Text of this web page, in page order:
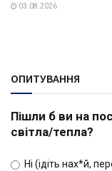
03.08.2026
ОПИТУВАННЯ
Пішли б ви на
світла/тепла?
Ні (ідіть нах*й,